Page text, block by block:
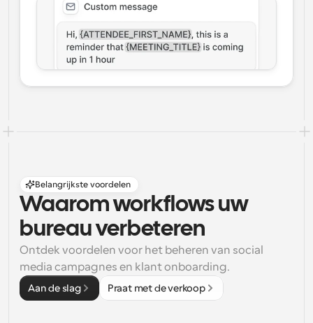
Belangrijkste voordelen
Waarom workflows uw
bureau verbeteren
Ontdek voordelen voor het beheren van social
media campagnes en klant onboarding.
Aan de slag Praat met de verkoop